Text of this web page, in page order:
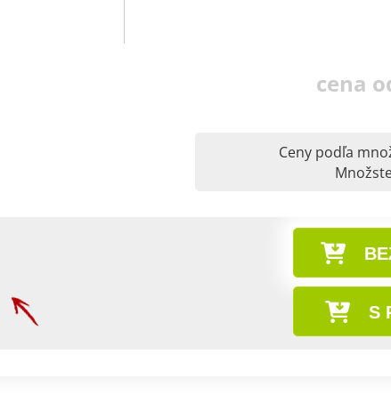
cena
Ceny podľa
S